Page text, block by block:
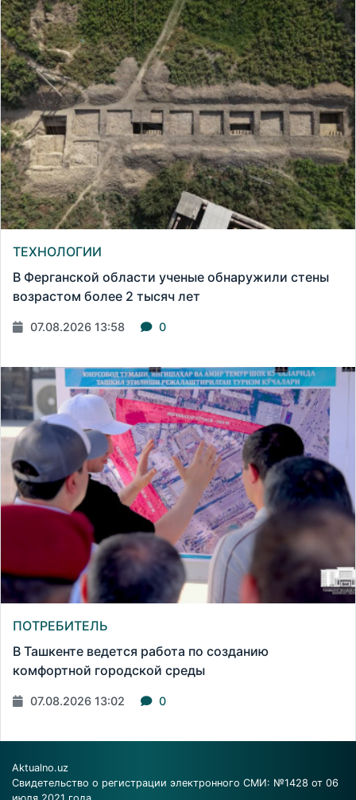
ТЕХНОЛОГИИ
В Ферганской области ученые обнаружили стены
возрастом более 2 тысяч лет
07.08.2026 13:58 0
ПОТРЕБИТЕЛЬ
В Ташкенте ведется работа по созданию
комфортной городской среды
07.08.2026 13:02 0
Aktualno.uz
Свидетельство о регистрации электронного СМИ: №1428 от 06